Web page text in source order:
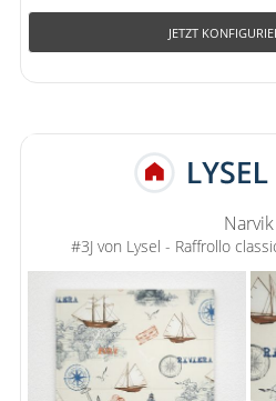
JETZT
Narvik
#3J von Lysel - Raffrollo